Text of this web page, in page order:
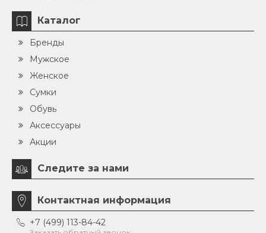
Каталог
Бренды
Мужское
Женское
Сумки
Обувь
Аксессуары
Акции
Следите за нами
Контактная информация
+7 (499) 113-84-42